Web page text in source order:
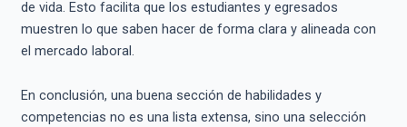
de vida. Esto facilita que los estudiantes y egresados
muestren lo que saben hacer de forma clara y alineada con
el mercado laboral.
En conclusión, una buena sección de habilidades y
competencias no es una lista extensa, sino una selección